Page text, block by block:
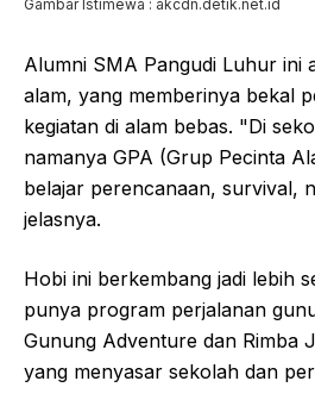
Gambar Istimewa : akcdn.detik.net.id
Alumni SMA Pangudi Luhur ini
alam, yang memberinya bekal
kegiatan di alam bebas. "Di
namanya GPA (Grup Pecinta
belajar perencanaan, survival,
jelasnya.
Hobi ini berkembang jadi lebih
punya program perjalanan
Gunung Adventure dan Rimba
yang menyasar sekolah dan